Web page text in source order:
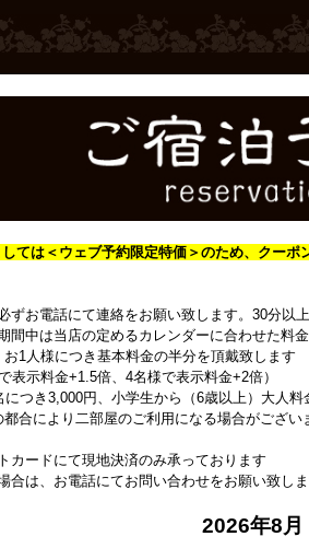
ては＜ウェブ予約限定特価＞のため、クー
お電話にて連絡をお願い致します。30分以
間中は当店の定めるカレンダーに合わせた料
1人様につき基本料金の半分を頂戴致します
表示料金+1.5倍、4名様で表示料金+2倍）
つき3,000円、小学生から（6歳以上）大人料
合により二部屋のご利用になる場合がござい
カードにて現地決済のみ承っております
合は、お電話にてお問い合わせをお願い致し
2026年8月